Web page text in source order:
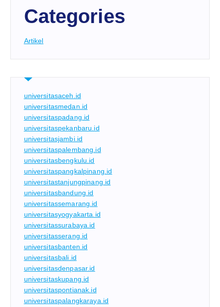
Categories
Artikel
universitasaceh.id
universitasmedan.id
universitaspadang.id
universitaspekanbaru.id
universitasjambi.id
universitaspalembang.id
universitasbengkulu.id
universitaspangkalpinang.id
universitastanjungpinang.id
universitasbandung.id
universitassemarang.id
universitasyogyakarta.id
universitassurabaya.id
universitasserang.id
universitasbanten.id
universitasbali.id
universitasdenpasar.id
universitaskupang.id
universitaspontianak.id
universitaspalangkaraya.id